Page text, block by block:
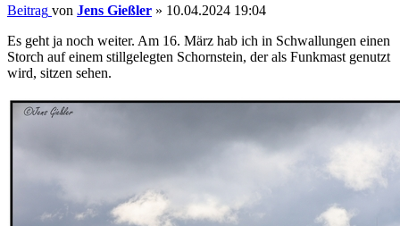
Beitrag von Jens Gießler » 10.04.2024 19:04
Es geht ja noch weiter. Am 16. März hab ich in Schwallungen einen
Storch auf einem stillgelegten Schornstein, der als Funkmast genutzt
wird, sitzen sehen.